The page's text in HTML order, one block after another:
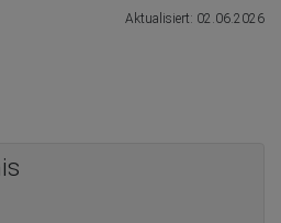
Aktualisiert: 02.06.2026